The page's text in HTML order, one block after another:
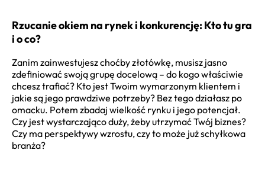
Rzucanie okiem na rynek i konkurencję: Kto tu gra
i o co?
Zanim zainwestujesz choćby złotówkę, musisz jasno
zdefiniować swoją grupę docelową – do kogo właściwie
chcesz trafiać? Kto jest Twoim wymarzonym klientem i
jakie są jego prawdziwe potrzeby? Bez tego działasz po
omacku. Potem zbadaj wielkość rynku i jego potencjał.
Czy jest wystarczająco duży, żeby utrzymać Twój biznes?
Czy ma perspektywy wzrostu, czy to może już schyłkowa
branża?